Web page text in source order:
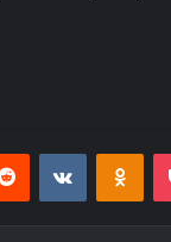
Reddit VKontakte